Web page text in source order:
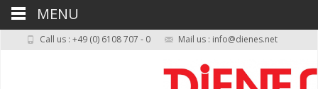
Call us : +49 (0) 6108 707 - 0 Mail us : info@dienes.net
MENU